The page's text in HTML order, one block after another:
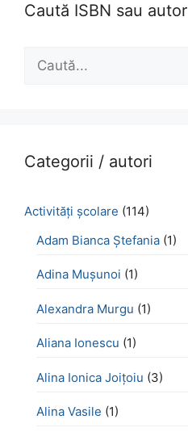
Caută ISBN sau autor
Caută
Categorii / autori
Activităţi şcolare (114)
Adam Bianca Ștefania (1)
Adina Mușunoi (1)
Alexandra Murgu (1)
Aliana Ionescu (1)
Alina Ionica Joițoiu (3)
Alina Vasile (1)